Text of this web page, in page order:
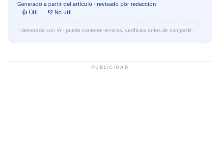
Generado a partir del artículo · revisado por redacción
👍 Útil
👎 No útil
✨ Generado con IA · puede contener errores, verifícalo antes de compartir.
PUBLICIDAD